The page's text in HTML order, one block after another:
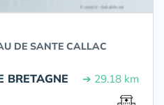
DE SANTE CALLAC
BRETAGNE ➔ 29.18 km